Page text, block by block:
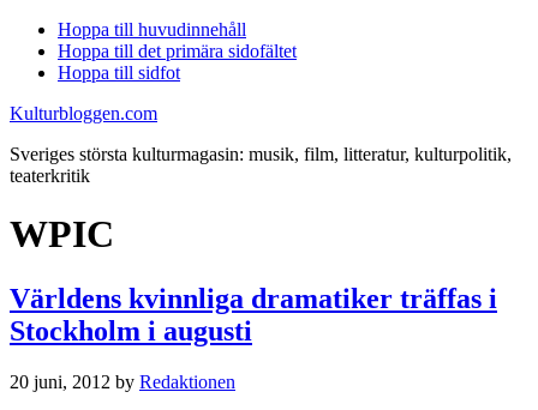
Hoppa till huvudinnehåll
Hoppa till det primära sidofältet
Hoppa till sidfot
Kulturbloggen.com
Sveriges största kulturmagasin: musik, film, litteratur, kulturpolitik,
teaterkritik
WPIC
Världens kvinnliga dramatiker träffas i
Stockholm i augusti
20 juni, 2012 by Redaktionen